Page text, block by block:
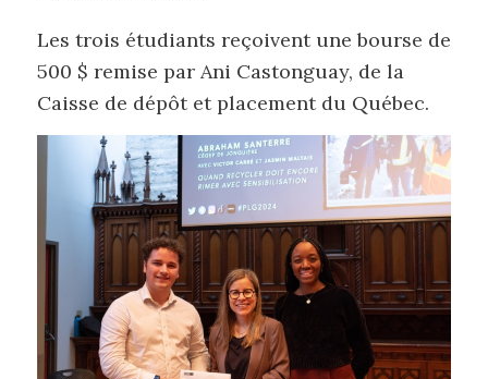
Les trois étudiants reçoivent une bourse de
500 $ remise par Ani Castonguay, de la
Caisse de dépôt et placement du Québec.